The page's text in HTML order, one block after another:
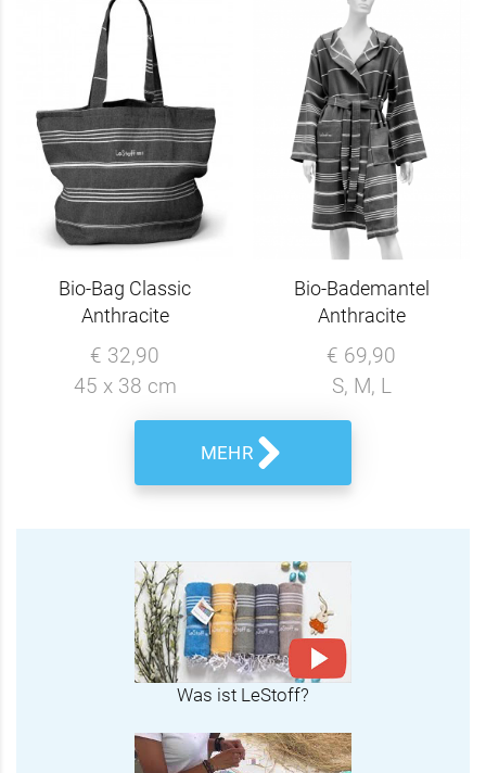
Bio-Bag Classic
Anthracite
€ 32,90
45 x 38 cm
Bio-Bademantel
Anthracite
€ 69,90
S, M, L
MEHR
Was ist LeStoff?